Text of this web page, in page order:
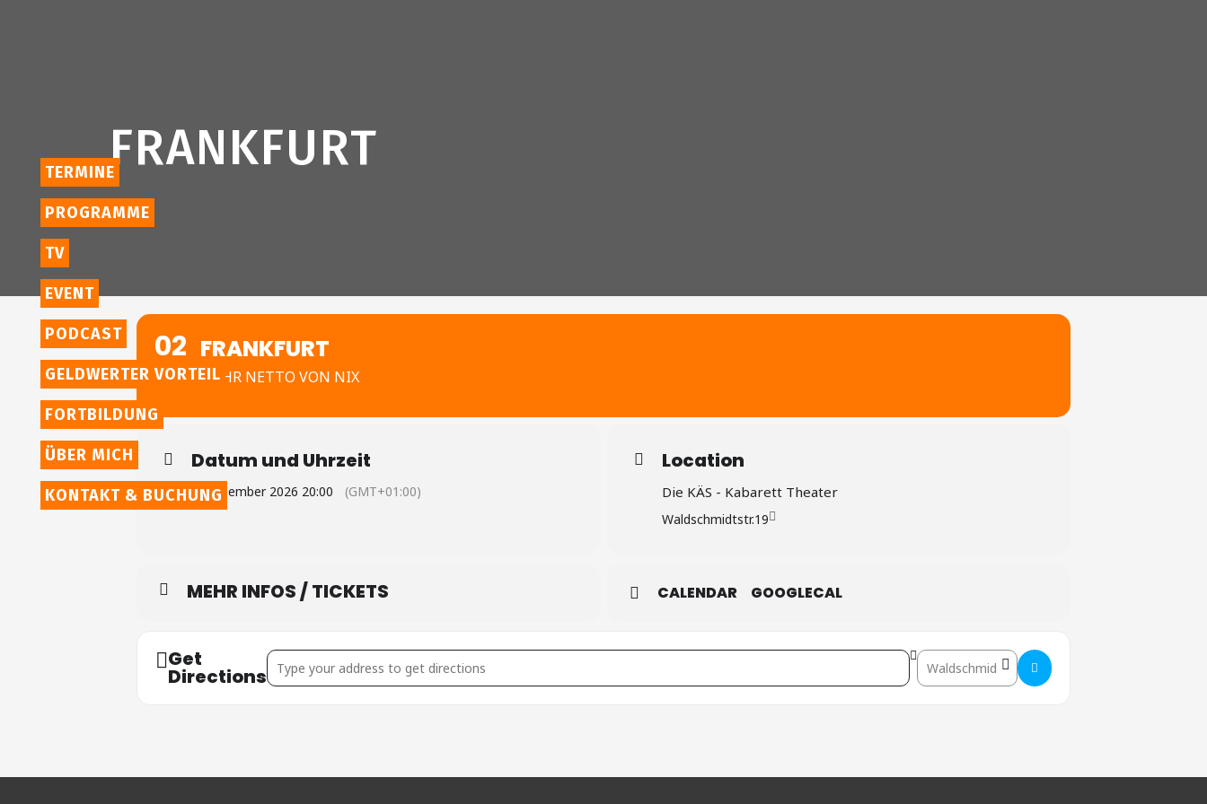
TERMINE
PROGRAMME
TV
EVENT
PODCAST
GELDWERTER VORTEIL
FORTBILDUNG
ÜBER MICH
KONTAKT & BUCHUNG
FRANKFURT
02
DEZ
FRANKFURT
MEHR NETTO VON NIX
Datum und Uhrzeit
2. Dezember 2026 20:00 (GMT+01:00)
Location
Die KÄS - Kabarett Theater
Waldschmidtstr.19
MEHR INFOS / TICKETS CALENDAR GOOGLECAL
Get
Directions
Address - Frankfurt [] Destination Address - Frankfurt []